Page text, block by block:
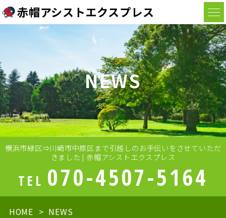
赤帽アシストエクスプレス
NEWS
横浜市緑区⇒川崎市中原区まで引越しのお手伝いをさせていただ
きました | 赤帽アシストエクスプレス
TEL 070-4507-5164
HOME
NEWS